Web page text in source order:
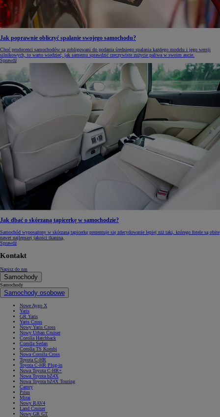
Jak poprawnie obliczyć spalanie swojego samochodu?
Choć producenci samochodów są zobligowani do podania średniego spalania każdego modelu i jego wersji
silnikowych, to warto wiedzieć, jak samemu sprawdzić rzeczywiste zużycie paliwa w swoim aucie.
Sprawdź
Jak dbać o skórzaną tapicerkę w samochodzie?
Samochód wyposażony w skórzaną tapicerkę prezentuje się zdecydowanie lepiej niż taki, którego fotele są obite
nawet najlepszej jakości tkaniną.
Sprawdź
Kontakt
Napisz do nas
Samochody
Samochody
Samochody osobowe
Nowe Aygo X
Yaris
GR Yaris
Yaris Cross
Nowy Yaris Cross
Nowy Urban Cruiser
Corolla Hatchback
Corolla Sedan
Corolla TS Kombi
Nowa Corolla Cross
Toyota C-HR
Toyota C-HR Plug-in
Nowa Toyota C-HR+
Nowa Toyota bZ4X
Nowa Toyota bZ4X Touring
Camry
Prius
Mirai
Nowy RAV4
Land Cruiser
Nowy GR GT